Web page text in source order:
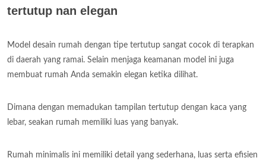
tertutup nan elegan
Model desain rumah dengan tipe tertutup sangat cocok di terapkan
di daerah yang ramai. Selain menjaga keamanan model ini juga
membuat rumah Anda semakin elegan ketika dilihat.
Dimana dengan memadukan tampilan tertutup dengan kaca yang
lebar, seakan rumah memiliki luas yang banyak.
Rumah minimalis ini memiliki detail yang sederhana, luas serta efisien